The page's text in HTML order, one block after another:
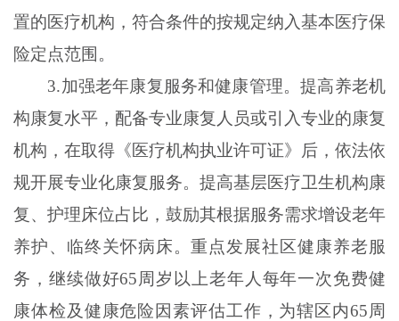
置的医疗机构，符合条件的按规定纳入基本医疗保
险定点范围。
3.加强老年康复服务和健康管理。提高养老机
构康复水平，配备专业康复人员或引入专业的康复
机构，在取得《医疗机构执业许可证》后，依法依
规开展专业化康复服务。提高基层医疗卫生机构康
复、护理床位占比，鼓励其根据服务需求增设老年
养护、临终关怀病床。重点发展社区健康养老服
务，继续做好65周岁以上老年人每年一次免费健
康体检及健康危险因素评估工作，为辖区内65周